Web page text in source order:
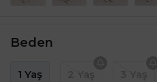
Beden
1 Yaş